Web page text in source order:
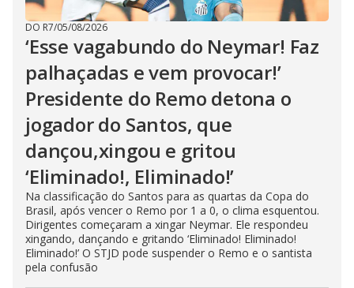
DO R7/05/08/2026
‘Esse vagabundo do Neymar! Faz
palhaçadas e vem provocar!’
Presidente do Remo detona o
jogador do Santos, que
dançou,xingou e gritou
‘Eliminado!, Eliminado!’
Na classificação do Santos para as quartas da Copa do
Brasil, após vencer o Remo por 1 a 0, o clima esquentou.
Dirigentes começaram a xingar Neymar. Ele respondeu
xingando, dançando e gritando ‘Eliminado! Eliminado!
Eliminado!’ O STJD pode suspender o Remo e o santista
pela confusão